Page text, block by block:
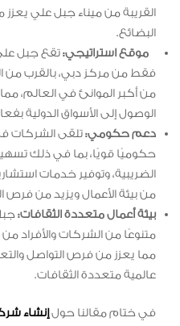
القريبة من ميناء جبل علي
البضائع.
موقع استراتيجي:
فقط من مركز دبي، بالقرب من
من أكبر الموانئ في العالم،
الوصول إلى الأسواق الدولية
دعم حكومي:تلقى الشركات
حكوميًا قويًا، بما في ذلك
الضريبية، وتوفير خدمات
من بيئة الأعمال ويزيد من فرص
بيئة أعمال متعددة الثقافات:
متنوعًا من الشركات والأفراد
مما يعزز من فرص التواصل
عالمية متعددة الثقافات.
في ختام مقالنا حول إنشاء